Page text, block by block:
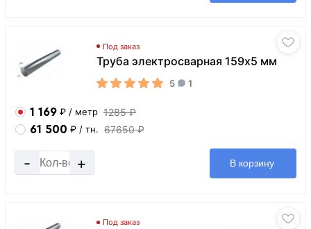
Под заказ
Труба электросварная 159х5 мм
5 1
1 169 ₽ / метр 1285 ₽
61 500 ₽ / тн. 67650 ₽
- + В корзину
Под заказ